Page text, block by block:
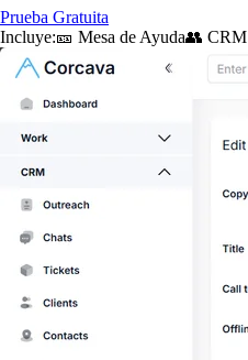
Prueba Gratuita
Incluye:🎫 Mesa de Ayuda👥 CRM